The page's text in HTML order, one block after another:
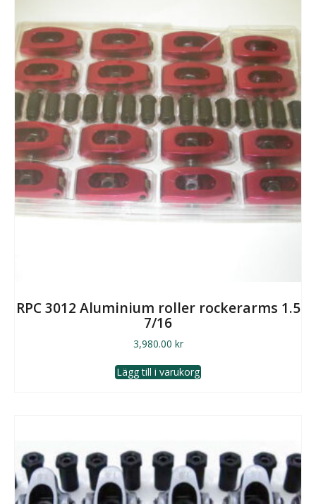
RPC 3012 Aluminium roller rockerarms 1.5
7/16
3,980.00 kr
Lägg till i varukorg